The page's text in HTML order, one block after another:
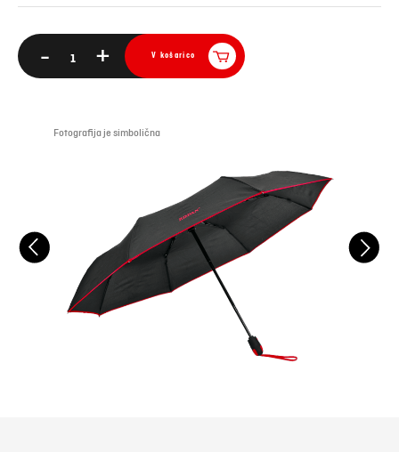
Fotografija je simbolična
- + V košarico